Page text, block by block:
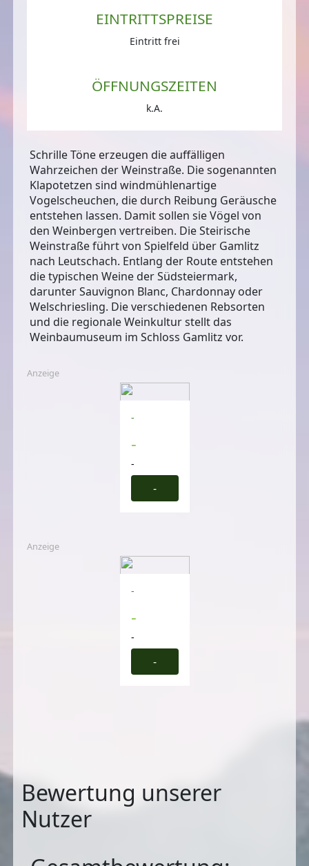
EINTRITTSPREISE
Eintritt frei
ÖFFNUNGSZEITEN
k.A.
Schrille Töne erzeugen die auffälligen
Wahrzeichen der Weinstraße. Die sogenannten
Klapotetzen sind windmühlenartige
Vogelscheuchen, die durch Reibung Geräusche
entstehen lassen. Damit sollen sie Vögel von
den Weinbergen vertreiben. Die Steirische
Weinstraße führt von Spielfeld über Gamlitz
nach Leutschach. Entlang der Route entstehen
die typischen Weine der Südsteiermark,
darunter Sauvignon Blanc, Chardonnay oder
Welschriesling. Die verschiedenen Rebsorten
und die regionale Weinkultur stellt das
Weinbaumuseum im Schloss Gamlitz vor.
Anzeige
-
-
-
-
Anzeige
-
-
-
-
Bewertung unserer
Nutzer